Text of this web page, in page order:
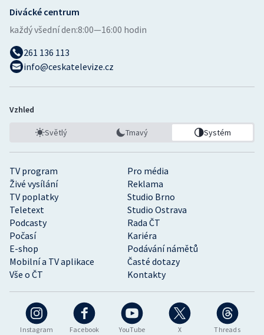
Instagram Facebook YouTube X Threads
TV program
Pro média
Živé vysílání
Reklama
TV poplatky
Studio Brno
Teletext
Studio Ostrava
Podcasty
Rada ČT
Počasí
Kariéra
E-shop
Podávání námětů
Mobilní a TV aplikace
Časté dotazy
Vše o ČT
Kontakty
Divácké centrum
každý všední den:8:00—16:00 hodin
261 136 113
info@ceskatelevize.cz
Vzhled
Světlý Tmavý Systém